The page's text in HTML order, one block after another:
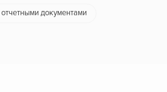
документами